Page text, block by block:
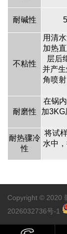
耐碱性
不粘性
用清
加热
层后
并产
角喷
耐磨性
在锅
加
耐热骤冷
性
将试
水中
Copyright © 2020
2026032736号-1